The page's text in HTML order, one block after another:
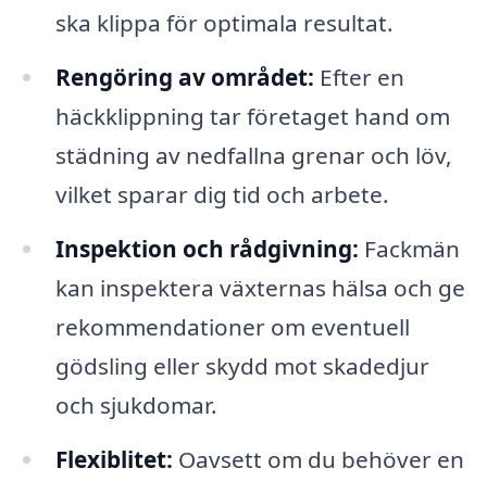
ska klippa för optimala resultat.
Rengöring av området: Efter en
häckklippning tar företaget hand om
städning av nedfallna grenar och löv,
vilket sparar dig tid och arbete.
Inspektion och rådgivning: Fackmän
kan inspektera växternas hälsa och ge
rekommendationer om eventuell
gödsling eller skydd mot skadedjur
och sjukdomar.
Flexiblitet: Oavsett om du behöver en